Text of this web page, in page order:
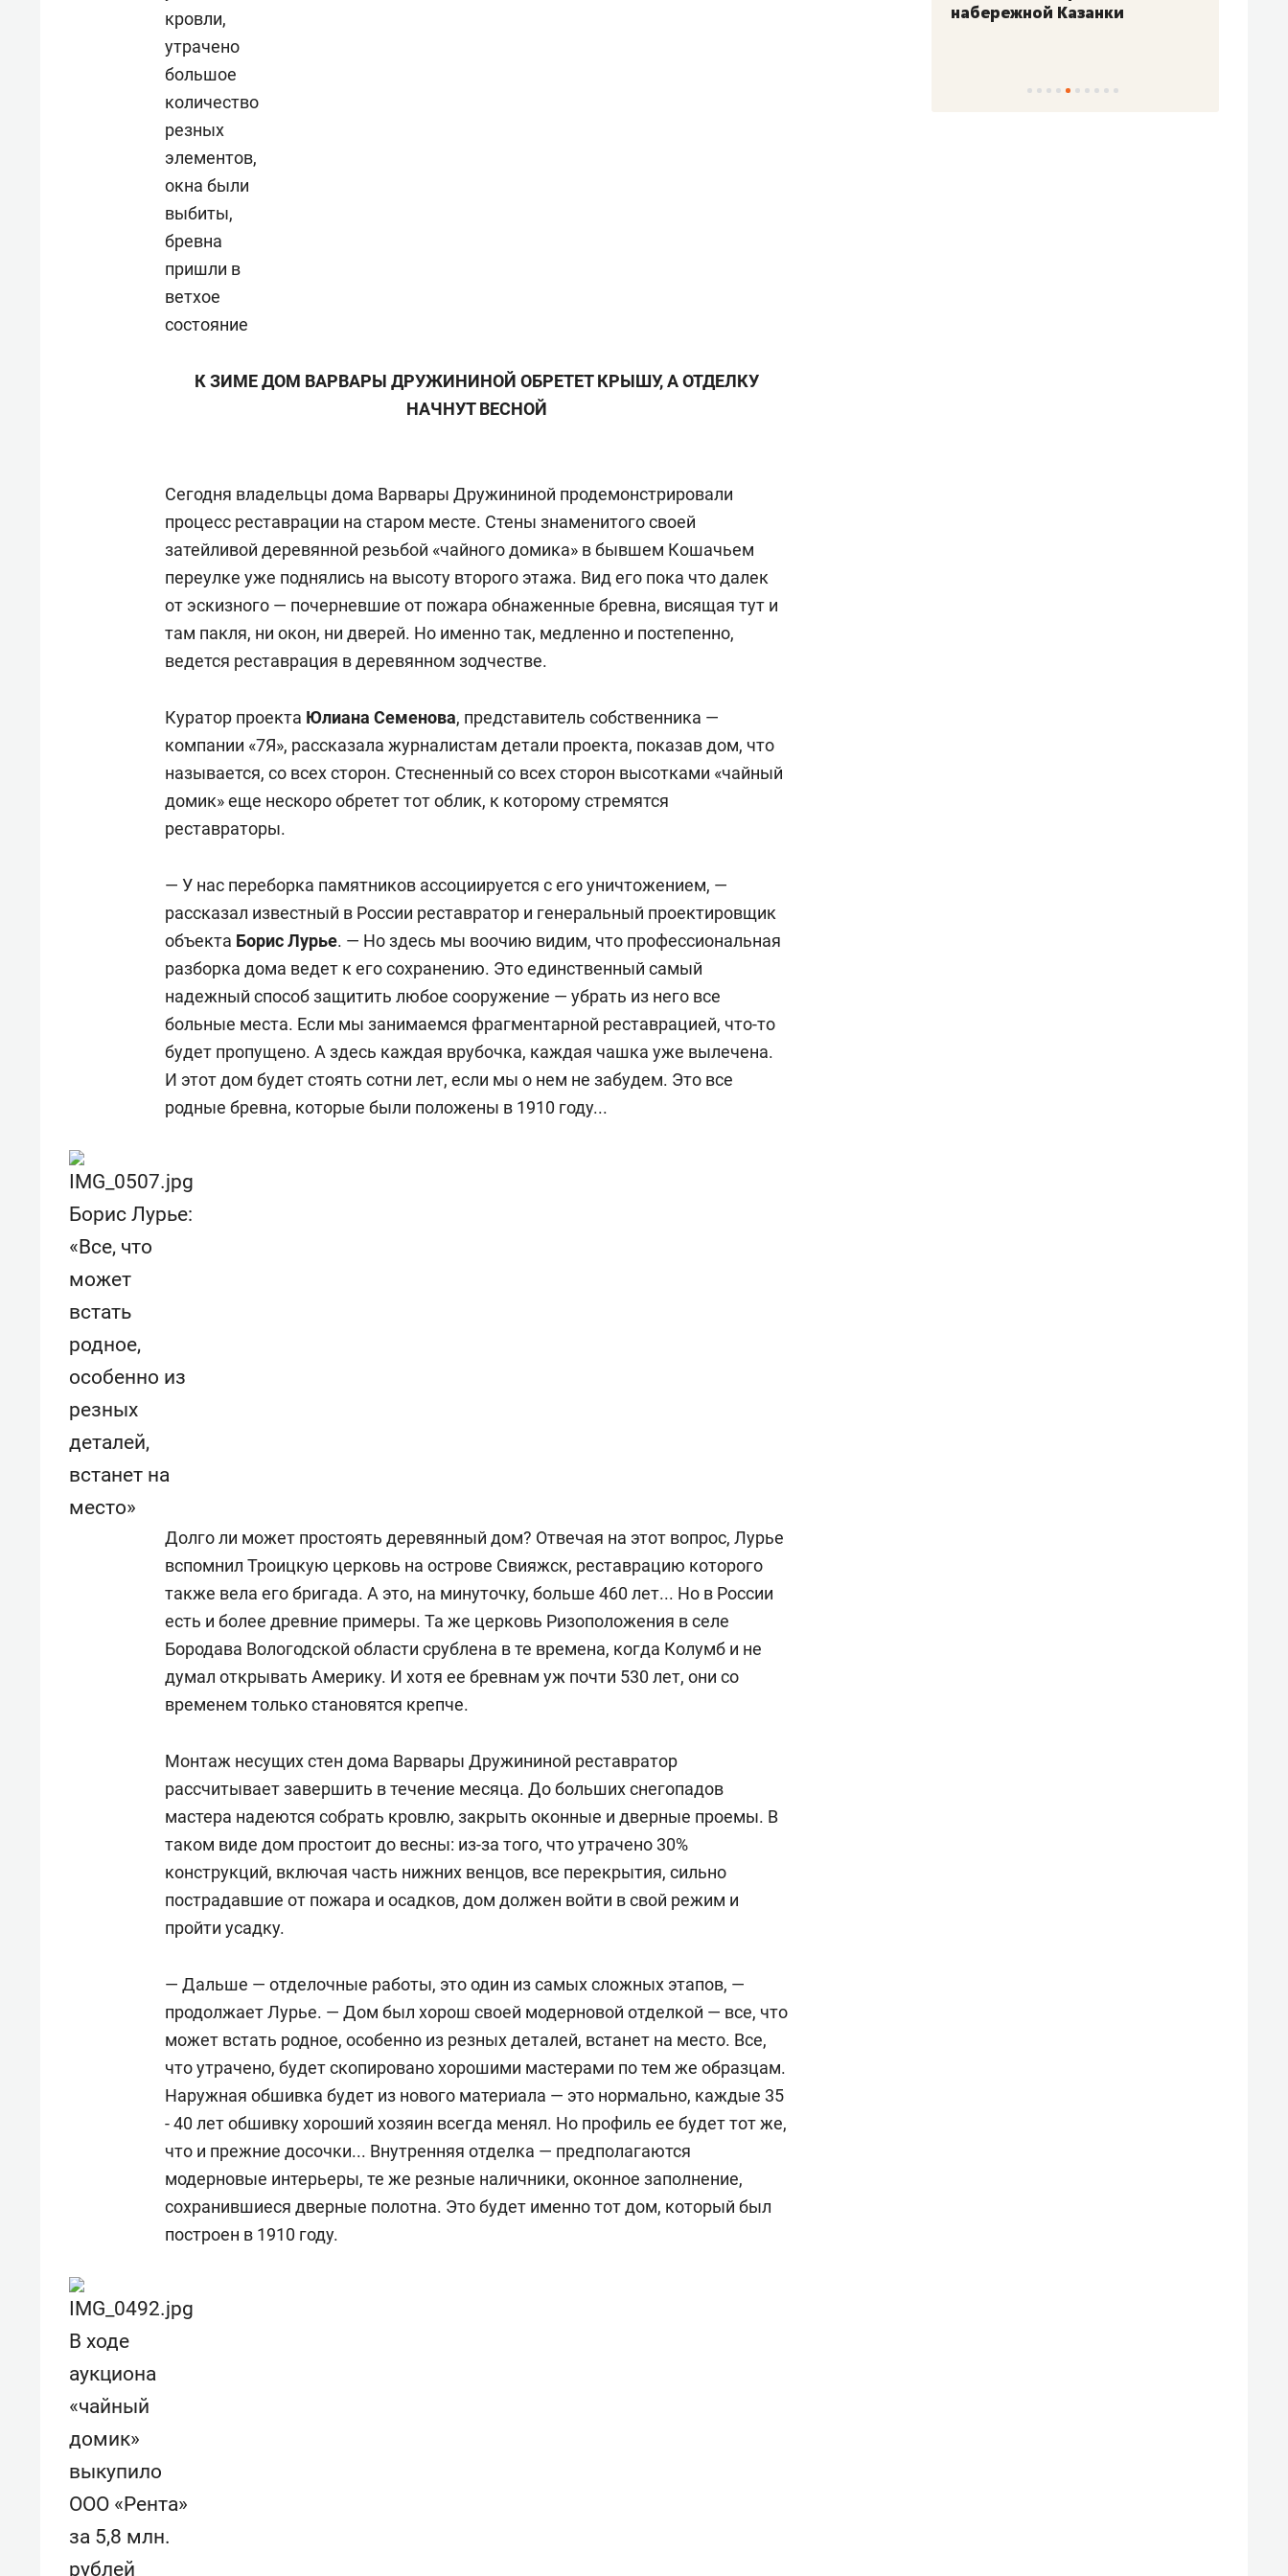
кровли,
утрачено
большое
количество
резных
элементов,
окна были
выбиты,
бревна
пришли в
ветхое
состояние
К ЗИМЕ ДОМ ВАРВАРЫ ДРУЖИНИНОЙ ОБРЕТЕТ КРЫШУ, А ОТДЕЛКУ
НАЧНУТ ВЕСНОЙ
Сегодня владельцы дома Варвары Дружининой продемонстрировали
процесс реставрации на старом месте. Стены знаменитого своей
затейливой деревянной резьбой «чайного домика» в бывшем Кошачьем
переулке уже поднялись на высоту второго этажа. Вид его пока что далек
от эскизного — почерневшие от пожара обнаженные бревна, висящая тут и
там пакля, ни окон, ни дверей. Но именно так, медленно и постепенно,
ведется реставрация в деревянном зодчестве.
Куратор проекта Юлиана Семенова, представитель собственника —
компании «7Я», рассказала журналистам детали проекта, показав дом, что
называется, со всех сторон. Стесненный со всех сторон высотками «чайный
домик» еще нескоро обретет тот облик, к которому стремятся
реставраторы.
— У нас переборка памятников ассоциируется с его уничтожением, —
рассказал известный в России реставратор и генеральный проектировщик
объекта Борис Лурье. — Но здесь мы воочию видим, что профессиональная
разборка дома ведет к его сохранению. Это единственный самый
надежный способ защитить любое сооружение — убрать из него все
больные места. Если мы занимаемся фрагментарной реставрацией, что-то
будет пропущено. А здесь каждая врубочка, каждая чашка уже вылечена.
И этот дом будет стоять сотни лет, если мы о нем не забудем. Это все
родные бревна, которые были положены в 1910 году...
Борис Лурье:
«Все, что
может
встать
родное,
особенно из
резных
деталей,
встанет на
место»
Долго ли может простоять деревянный дом? Отвечая на этот вопрос, Лурье
вспомнил Троицкую церковь на острове Свияжск, реставрацию которого
также вела его бригада. А это, на минуточку, больше 460 лет... Но в России
есть и более древние примеры. Та же церковь Ризоположения в селе
Бородава Вологодской области срублена в те времена, когда Колумб и не
думал открывать Америку. И хотя ее бревнам уж почти 530 лет, они со
временем только становятся крепче.
Монтаж несущих стен дома Варвары Дружининой реставратор
рассчитывает завершить в течение месяца. До больших снегопадов
мастера надеются собрать кровлю, закрыть оконные и дверные проемы. В
таком виде дом простоит до весны: из-за того, что утрачено 30%
конструкций, включая часть нижних венцов, все перекрытия, сильно
пострадавшие от пожара и осадков, дом должен войти в свой режим и
пройти усадку.
— Дальше — отделочные работы, это один из самых сложных этапов, —
продолжает Лурье. — Дом был хорош своей модерновой отделкой — все, что
может встать родное, особенно из резных деталей, встанет на место. Все,
что утрачено, будет скопировано хорошими мастерами по тем же образцам.
Наружная обшивка будет из нового материала — это нормально, каждые 35
- 40 лет обшивку хороший хозяин всегда менял. Но профиль ее будет тот же,
что и прежние досочки... Внутренняя отделка — предполагаются
модерновые интерьеры, те же резные наличники, оконное заполнение,
сохранившиеся дверные полотна. Это будет именно тот дом, который был
построен в 1910 году.
В ходе
аукциона
«чайный
домик»
выкупило
ООО «Рента»
за 5,8 млн.
рублей
состоянием как основа
антихрупких команд
набережной Казанки